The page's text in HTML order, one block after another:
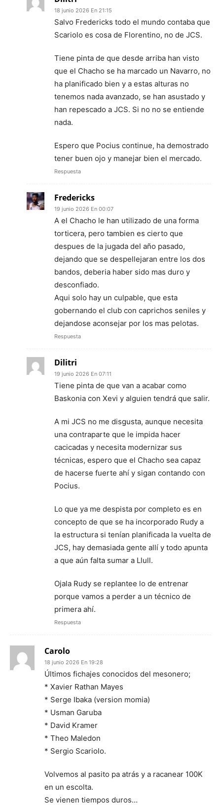
18 junio 2026 En 21:15
Salvo Fredericks todo el mundo contaba que
Scariolo es cosa de Florentino, no de JCS.
Tiene pinta de que desde arriba han visto
que el Chacho se ha marcado un Navarro, no
ha planificado bien y a estas alturas no
tenemos nada avanzado, se han asustado y
han repescado a JCS. Si no no se entiende
nada.
Espero que Pocius continue, ha demostrado
tener buen ojo y manejar bien el mercado.
Respuesta
Fredericks
19 junio 2026 En 00:07
A el Chacho le han utilizado de una forma
torticera, pero tambien es cierto que
despues de la jugada del año pasado,
dejando que se despellejaran entre los dos
bandos, deberia haber sido mas duro y
desconfiado.
Aqui solo hay un culpable, que esta
gobernando el club con caprichos seniles y
dejandose aconsejar por los mas pelotas.
Respuesta
Dilitri
19 junio 2026 En 07:11
Tiene pinta de que van a acabar como
Baskonia con Xevi y alguien tendrá que salir.
A mi JCS no me disgusta, aunque necesita
una contraparte que le impida hacer
cacicadas y necesita modernizar sus
técnicas, espero que el Chacho sea capaz
de hacerse fuerte ahí y sigan contando con
Pocius.
Lo que ya me despista por completo es en
concepto de que se ha incorporado Rudy a
la estructura si tenían planificada la vuelta de
JCS, hay demasiada gente allí y todo apunta
a que aún falta sumar a Llull.
Ojala Rudy se replantee lo de entrenar
porque vamos a perder a un técnico de
primera ahí.
Respuesta
Carolo
18 junio 2026 En 19:28
Últimos fichajes conocidos del mesonero;
* Xavier Rathan Mayes
* Serge Ibaka (version momia)
* Usman Garuba
* David Kramer
* Theo Maledon
* Sergio Scariolo.
Volvemos al pasito pa atrás y a racanear 100K
en un escolta.
Se vienen tiempos duros…